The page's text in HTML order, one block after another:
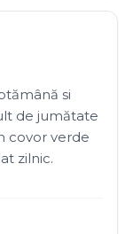
si
de jumătate
covor verde
zilnic.